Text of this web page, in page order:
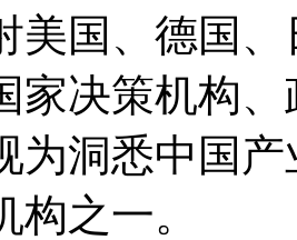
美国、德国
家决策机构
为洞悉中国
之一。